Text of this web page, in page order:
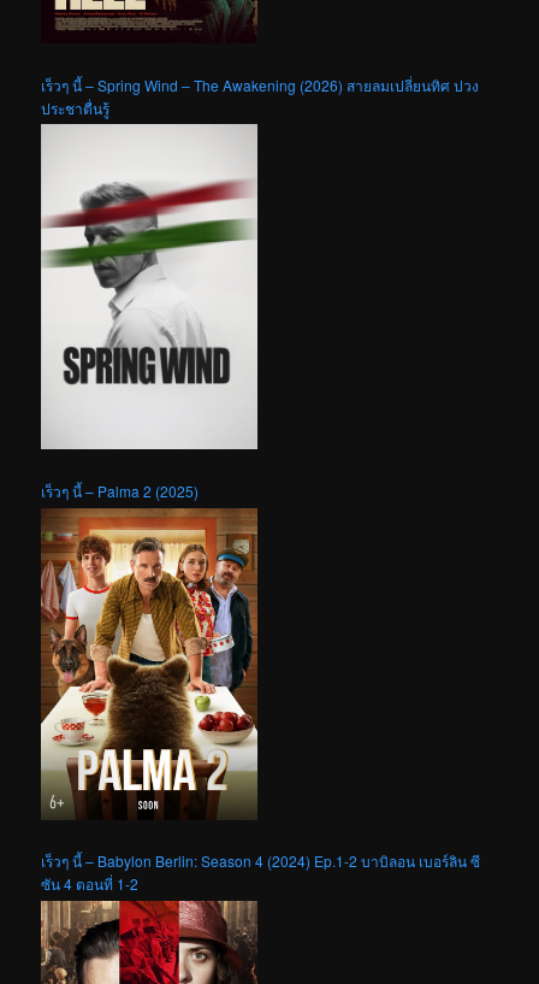
เร็วๆ นี้ – Spring Wind – The Awakening (2026) สายลมเปลี่ยนทิศ ปวง
ประชาตื่นรู้
เร็วๆ นี้ – Palma 2 (2025)
เร็วๆ นี้ – Babylon Berlin: Season 4 (2024) Ep.1-2 บาบิลอน เบอร์ลิน ซี
ซัน 4 ตอนที่ 1-2